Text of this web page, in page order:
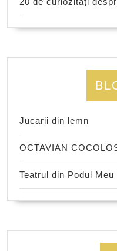
Jucarii din lemn
OCTAVIAN
Teatrul din Podul Meu